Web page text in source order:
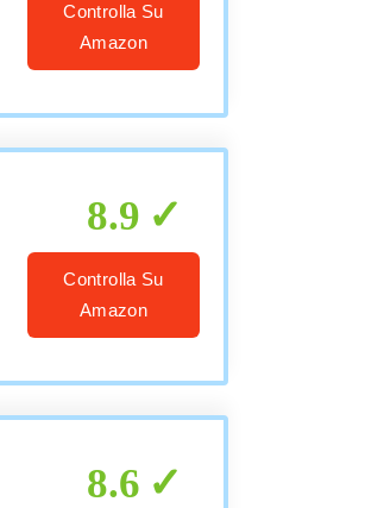
Controlla Su
Amazon
8.9
Controlla Su
Amazon
8.6